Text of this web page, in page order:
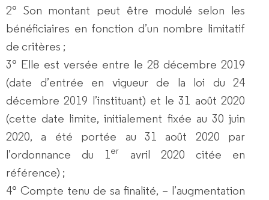
2° Son montant peut être modulé selon les
bénéficiaires en fonction d’un nombre limitatif
de critères ;
3° Elle est versée entre le 28 décembre 2019
(date d’entrée en vigueur de la loi du 24
décembre 2019 l’instituant) et le 31 août 2020
(cette date limite, initialement fixée au 30 juin
2020, a été portée au 31 août 2020 par
l’ordonnance du 1 er
avril 2020 citée en
référence) ;
4° Compte tenu de sa finalité, – l’augmentation